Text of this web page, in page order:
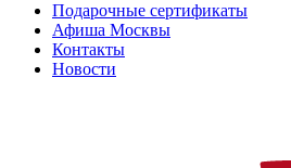
Подарочные сертификаты
Афиша Москвы
Контакты
Новости